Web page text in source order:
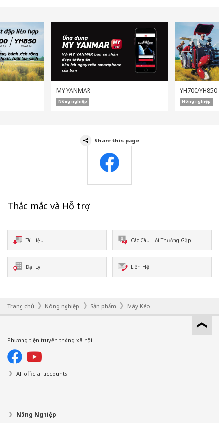
MY YANMAR
Nông nghiệp
YH700/YH850
Nông nghiệp
Share this page
Facebook
Thắc mắc và Hỗ trợ
Tài Liệu Các Câu Hỏi Thường Gặp
Đại Lý Liên Hệ
Trang chủ Nông nghiệp Sản phẩm Máy Kéo
Phương tiện truyền thông xã hội
All official accounts
Nông Nghiệp